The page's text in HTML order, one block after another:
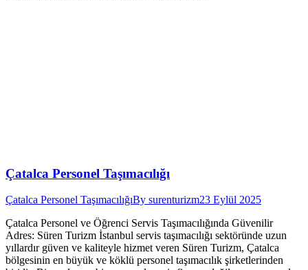
Çatalca Personel Taşımacılığı
Çatalca Personel TaşımacılığıBy surenturizm23 Eylül 2025
Çatalca Personel ve Öğrenci Servis Taşımacılığında Güvenilir
Adres: Süren Turizm İstanbul servis taşımacılığı sektöründe uzun
yıllardır güven ve kaliteyle hizmet veren Süren Turizm, Çatalca
bölgesinin en büyük ve köklü personel taşımacılık şirketlerinden